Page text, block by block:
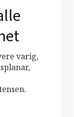
varig,